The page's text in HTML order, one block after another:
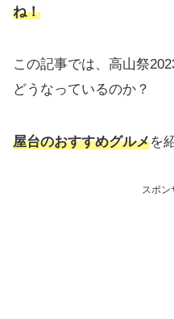
ね！
この記事では、高山祭
どうなっているのか？
屋台のおすすめグルメを
スポン